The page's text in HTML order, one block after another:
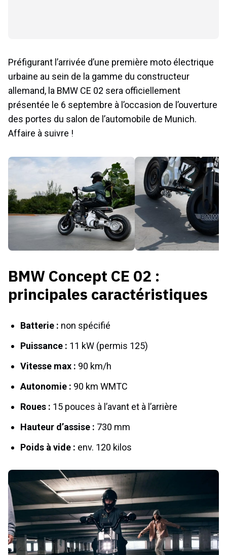
Préfigurant l’arrivée d’une première moto électrique
urbaine au sein de la gamme du constructeur
allemand, la BMW CE 02 sera officiellement
présentée le 6 septembre à l’occasion de l’ouverture
des portes du salon de l’automobile de Munich.
Affaire à suivre !
BMW Concept CE 02 :
principales caractéristiques
Batterie : non spécifié
Puissance : 11 kW (permis 125)
Vitesse max : 90 km/h
Autonomie : 90 km WMTC
Roues : 15 pouces à l’avant et à l’arrière
Hauteur d’assise : 730 mm
Poids à vide : env. 120 kilos